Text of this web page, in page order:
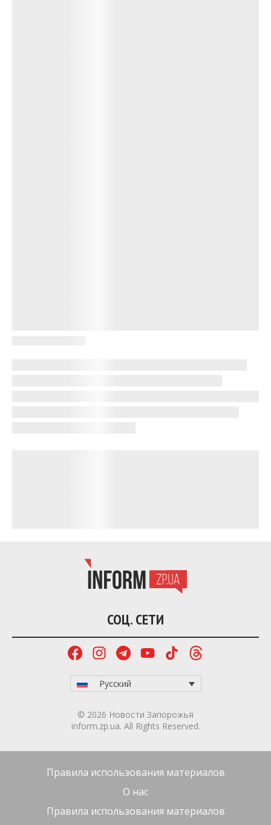
СОЦ. СЕТИ
Русский
© 2026 Новости Запорожья
inform.zp.ua. All Rights Reserved.
Правила использования материалов
О нас
Правила использования материалов